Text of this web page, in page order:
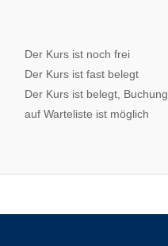
Der Kurs ist noch frei
Der Kurs ist fast belegt
Der Kurs ist belegt, Buchung
auf Warteliste ist möglich